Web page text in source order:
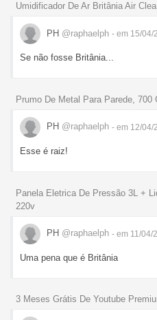
Umidificador De Ar Britânia Air
PH @raphaelph - em 15/04/
Se não fosse Britânia...
Prumo De Metal Para Parede, 700
PH @raphaelph - em 12/04/
Esse é raiz!
Panela Eletrica De Pressão 3L +
220v
PH @raphaelph - em 11/04/
Uma pena que é Britânia
3 Meses Grátis De Youtube